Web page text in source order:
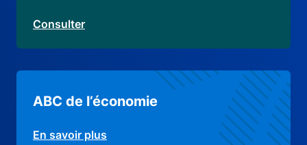
Consulter
ABC de l’économie
En savoir plus